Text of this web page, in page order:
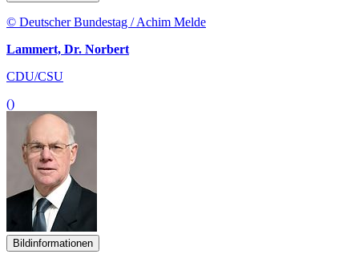
© Deutscher Bundestag / Achim Melde
Lammert, Dr. Norbert
CDU/CSU
()
Bildinformationen